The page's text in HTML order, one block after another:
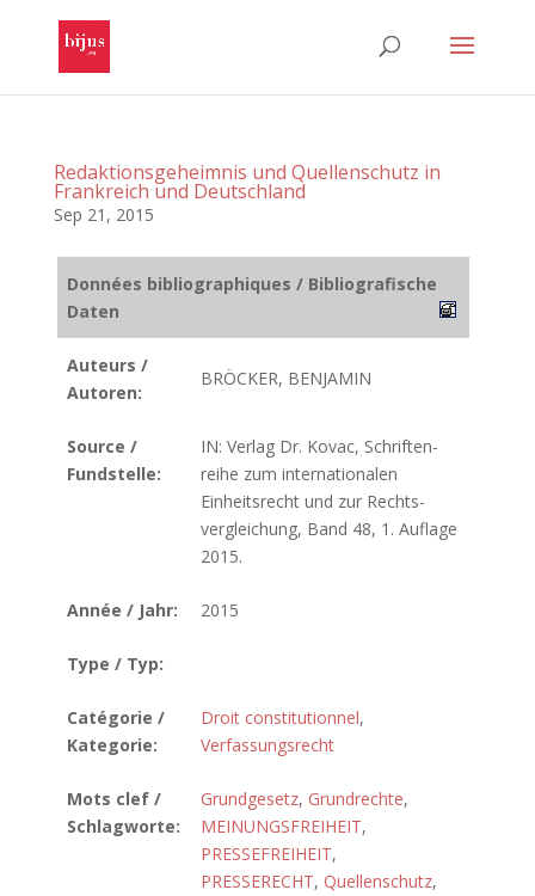
Redaktions­geheimnis und Quellenschutz in
Frankreich und Deutschland
Sep 21, 2015
Données bibliographiques / Bibliografische
Daten
Auteurs /
Autoren:
BRÖCKER, BENJAMIN
Source /
Fundstelle:
IN: Verlag Dr. Kovac, Schriften­
reihe zum inter­natio­nalen
Einheits­recht und zur Rechts­
verglei­chung, Band 48, 1. Auflage
2015.
Année / Jahr: 2015
Type / Typ:
Catégorie /
Kategorie:
Droit constitutionnel,
Verfassungsrecht
Mots clef /
Schlagworte:
Grundgesetz, Grundrechte,
MEINUNGSFREIHEIT,
PRESSEFREIHEIT,
PRESSERECHT, Quellenschutz,